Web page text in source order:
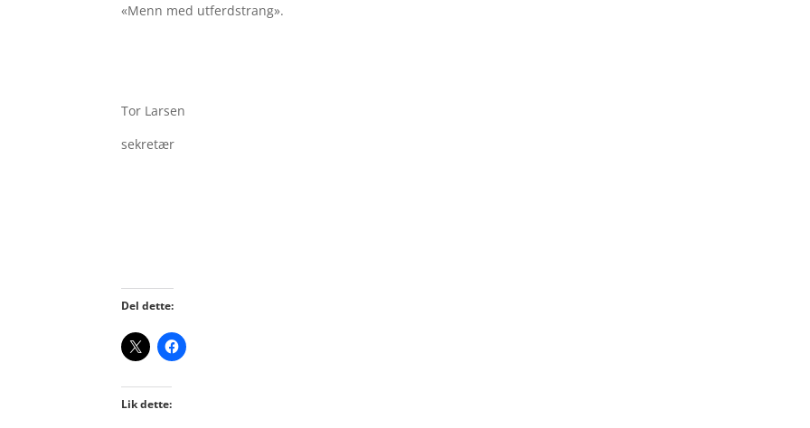
«Menn med utferdstrang».
Tor Larsen
sekretær
Del dette:
Lik dette: